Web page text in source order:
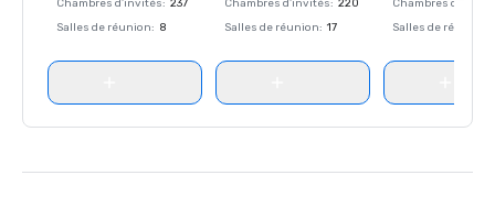
Chambres d’invités: 237
Salles de réunion: 8
Chambres d’invités: 220
Salles de réunion: 17
Chambres
Salles de réunion